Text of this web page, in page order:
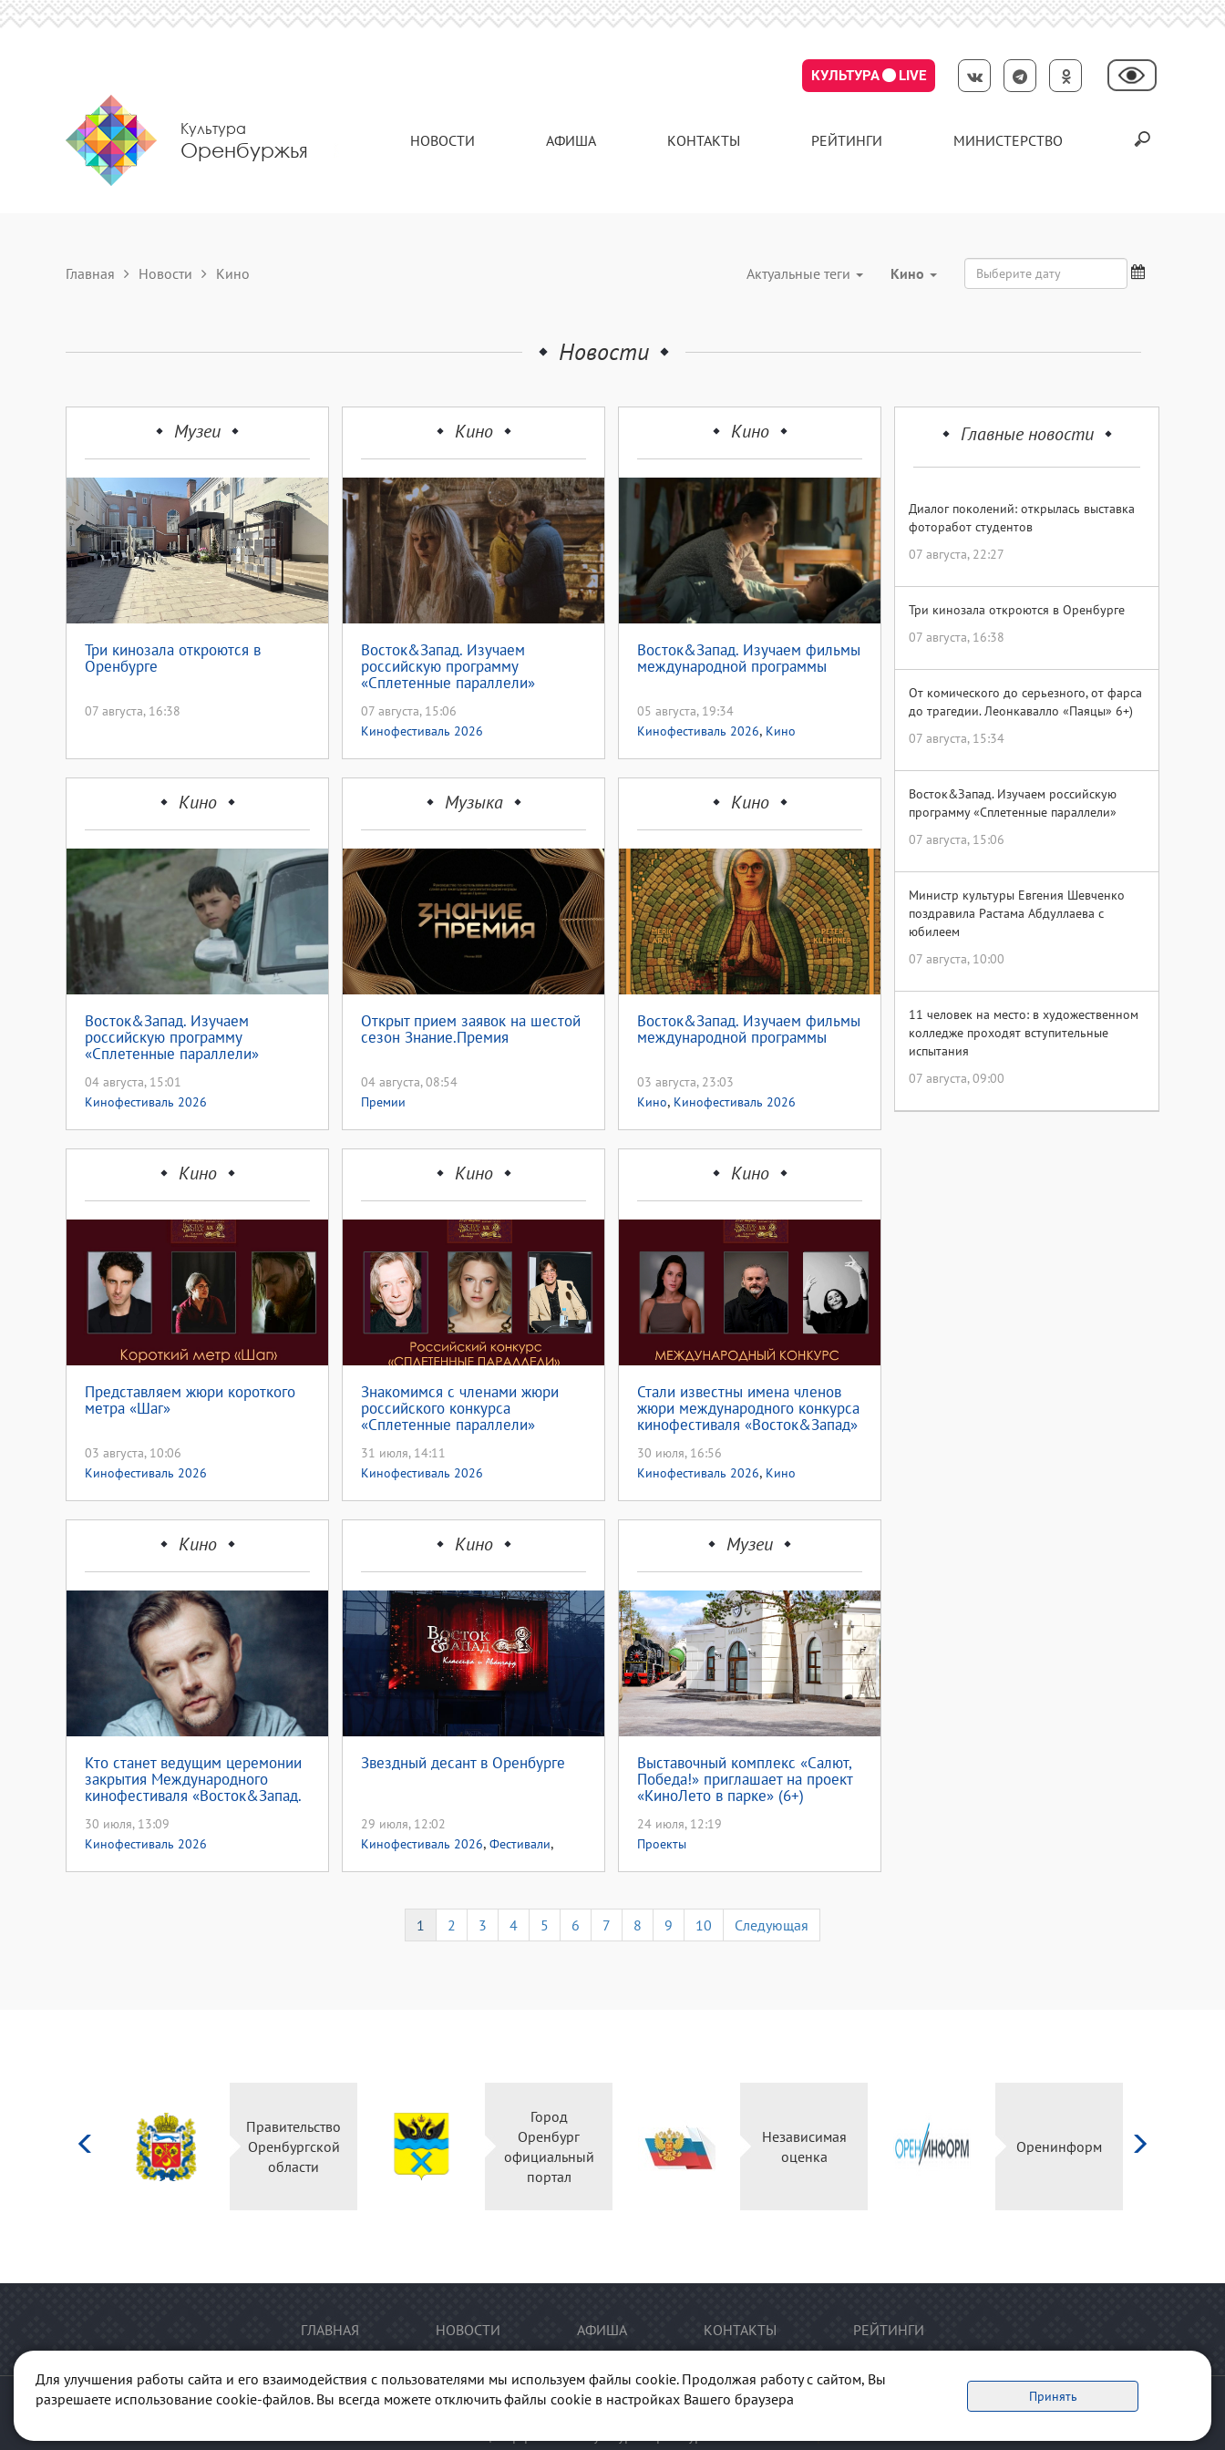
КУЛЬТУРА LIVE
Культура
Оренбуржья НОВОСТИ АФИША КОНТАКТЫ РЕЙТИНГИ МИНИСТЕРСТВО
Главная Новости Кино Актуальные теги Кино
Новости
Музеи
Три кинозала откроются в
Оренбурге
07 августа, 16:38
Кино
Восток&Запад. Изучаем
российскую программу
«Сплетенные параллели»
07 августа, 15:06
Кинофестиваль 2026
Кино
Восток&Запад. Изучаем фильмы
международной программы
05 августа, 19:34
Кинофестиваль 2026, Кино
Кино
Восток&Запад. Изучаем
российскую программу
«Сплетенные параллели»
04 августа, 15:01
Кинофестиваль 2026
Музыка
Открыт прием заявок на шестой
сезон Знание.Премия
04 августа, 08:54
Премии
Кино
Восток&Запад. Изучаем фильмы
международной программы
03 августа, 23:03
Кино, Кинофестиваль 2026
Кино
Представляем жюри короткого
метра «Шаг»
03 августа, 10:06
Кинофестиваль 2026
Кино
Знакомимся с членами жюри
российского конкурса
«Сплетенные параллели»
31 июля, 14:11
Кинофестиваль 2026
Кино
Стали известны имена членов
жюри международного конкурса
кинофестиваля «Восток&Запад»
30 июля, 16:56
Кинофестиваль 2026, Кино
Кино
Кто станет ведущим церемонии
закрытия Международного
кинофестиваля «Восток&Запад.
30 июля, 13:09
Кинофестиваль 2026
Кино
Звездный десант в Оренбурге
29 июля, 12:02
Кинофестиваль 2026, Фестивали,
Музеи
Выставочный комплекс «Салют,
Победа!» приглашает на проект
«КиноЛето в парке» (6+)
24 июля, 12:19
Проекты
Главные новости
Диалог поколений: открылась выставка
фоторабот студентов
07 августа, 22:27
Три кинозала откроются в Оренбурге
07 августа, 16:38
От комического до серьезного, от фарса
до трагедии. Леонкавалло «Паяцы» 6+)
07 августа, 15:34
Восток&Запад. Изучаем российскую
программу «Сплетенные параллели»
07 августа, 15:06
Министр культуры Евгения Шевченко
поздравила Растама Абдуллаева с
юбилеем
07 августа, 10:00
11 человек на место: в художественном
колледже проходят вступительные
испытания
07 августа, 09:00
1 2 3 4 5 6 7 8 9 10 Следующая
Правительство
Оренбургской
области
Город
Оренбург
официальный
портал
Независимая
оценка
Оренинформ
Для улучшения работы сайта и его взаимодействия с пользователями мы используем файлы cookie. Продолжая работу с сайтом, Вы
разрешаете использование cookie-файлов. Вы всегда можете отключить файлы cookie в настройках Вашего браузера
Принять
ГЛАВНАЯ НОВОСТИ АФИША КОНТАКТЫ РЕЙТИНГИ
на первоисточник обязательна.